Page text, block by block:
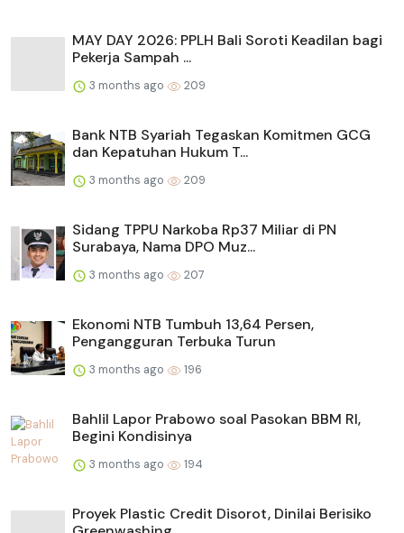
MAY DAY 2026: PPLH Bali Soroti Keadilan bagi
Pekerja Sampah ...
3 months ago 209
Bank NTB Syariah Tegaskan Komitmen GCG
dan Kepatuhan Hukum T...
3 months ago 209
Sidang TPPU Narkoba Rp37 Miliar di PN
Surabaya, Nama DPO Muz...
3 months ago 207
Ekonomi NTB Tumbuh 13,64 Persen,
Pengangguran Terbuka Turun
3 months ago 196
Bahlil Lapor Prabowo soal Pasokan BBM RI,
Begini Kondisinya
3 months ago 194
Proyek Plastic Credit Disorot, Dinilai Berisiko